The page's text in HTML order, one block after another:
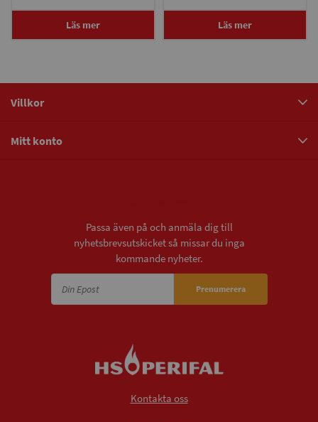
Läs mer Läs mer
Villkor
Mitt konto
Passa även på och anmäla dig till
nyhetsbrevsutskicket så missar du inga
kommande nyheter.
Prenumerera
Kontakta oss